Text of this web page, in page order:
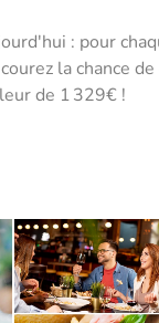
: pour
la chance
de 1 329€ !